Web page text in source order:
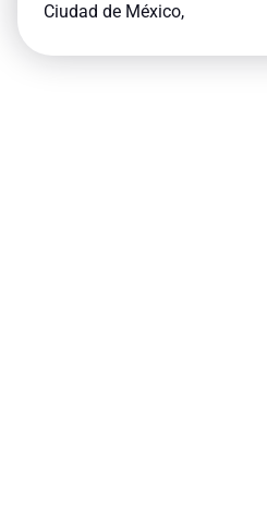
Ciudad de México,